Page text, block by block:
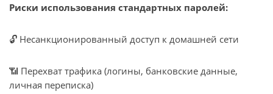
Риски использования стандартных паролей:
🔓 Несанкционированный доступ к домашней сети
📶 Перехват трафика (логины, банковские данные,
личная переписка)